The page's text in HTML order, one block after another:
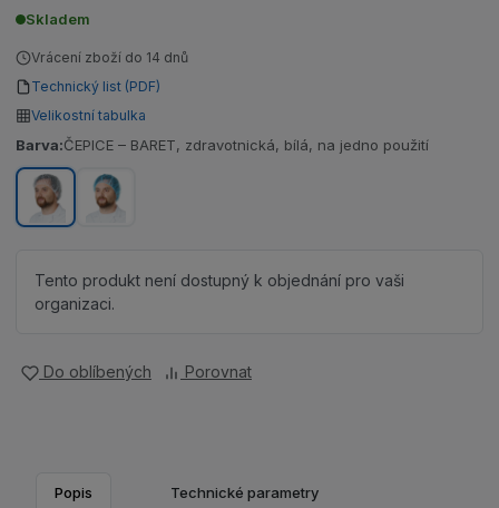
Skladem
Vrácení zboží do 14 dnů
Technický list (PDF)
Velikostní tabulka
Barva:ČEPICE – BARET, zdravotnická, bílá, na jedno použití
Tento produkt není dostupný k objednání pro vaši
organizaci.
Do oblíbených Porovnat
Popis Technické parametry